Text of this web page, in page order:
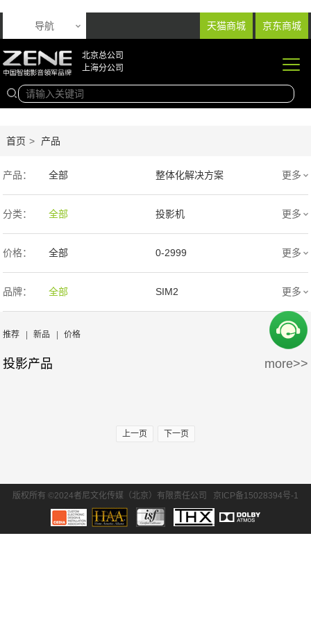
天猫商城 京东商城
导航
北京总公司
上海分公司
首页 > 产品
产品： 全部 整体化解决方案
音响产品 投影产品
专业扩声音箱 幕布产品
声学产品 智能产品
周边产品
更多
分类： 全部 投影机 更多
价格： 全部 0-2999
3000-9999 1万-5万
5万-15万
30万-50万
更多
品牌： 全部 SIM2
SONY/索尼
BENQ/明基
更多
推荐 | 新品 | 价格
投影产品 more>>
上一页 下一页
版权所有 ©2024者尼文化传媒（北京）有限责任公司 京ICP备15028394号-1